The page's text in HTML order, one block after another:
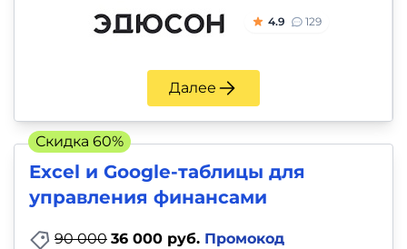
4.9 129
Далее
Excel и Google-таблицы для
управления финансами
90 000 36 000 руб. Промокод
Скидка 60%